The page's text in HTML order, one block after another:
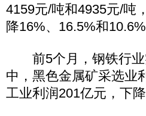
4159元/吨和4935元/吨
降16%、16.5%和10.6%
前5个月，钢铁行业
中，黑色金属矿采选业
工业利润201亿元，下